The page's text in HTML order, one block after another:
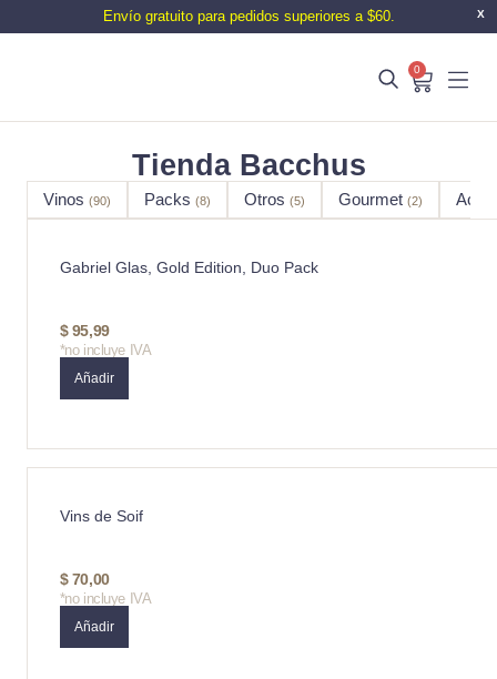
X
Envío gratuito para pedidos superiores a $60.
0
Tienda Bacchus
Vinos (90) Packs (8) Otros (5) Gourmet (2)
Gabriel Glas, Gold Edition, Duo Pack
$95,99
*no incluye IVA
Añadir
Vins de Soif
$70,00
*no incluye IVA
Añadir